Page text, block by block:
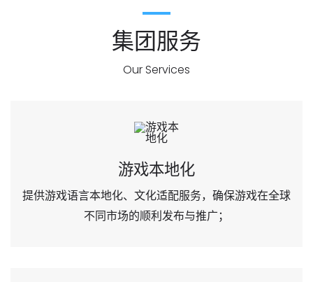
集团服务
Our Services
游戏本地化
提供游戏语言本地化、文化适配服务，确保游戏在全球
不同市场的顺利发布与推广；